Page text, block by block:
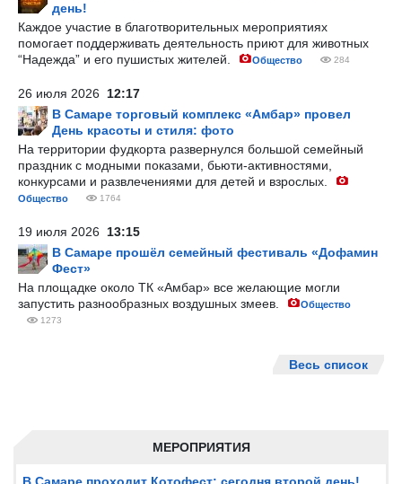
МЕРОПРИЯТИЯ
день!
Каждое участие в благотворительных мероприятиях
помогает поддерживать деятельность приют для животных
“Надежда” и его пушистых жителей.
Общество 284
26 июля 2026 12:17
В Самаре торговый комплекс «Амбар» провел
День красоты и стиля: фото
На территории фудкорта развернулся большой семейный
праздник с модными показами, бьюти-активностями,
конкурсами и развлечениями для детей и взрослых.
Общество 1764
19 июля 2026 13:15
В Самаре прошёл семейный фестиваль «Дофамин
Фест»
На площадке около ТК «Амбар» все желающие могли
запустить разнообразных воздушных змеев.
Общество
1273
Весь список